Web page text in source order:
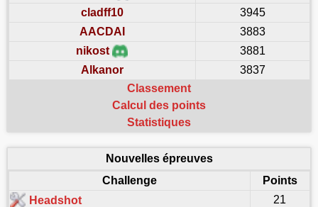
cladff10
3945
AACDAI
3883
nikost
3881
Alkanor
3837
Classement
Calcul des points
Statistiques
Nouvelles épreuves
Challenge
Points
Headshot
21